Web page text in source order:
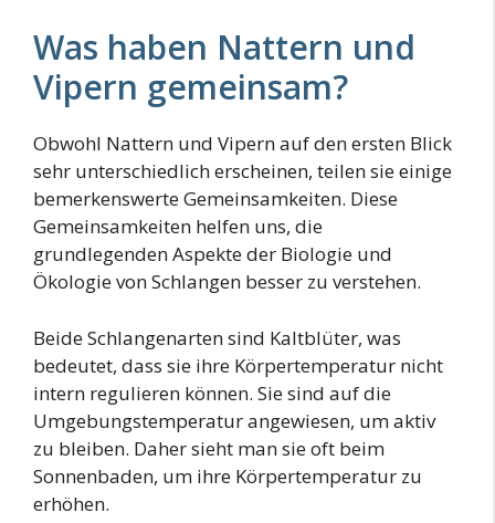
Was haben Nattern und
Vipern gemeinsam?
Obwohl Nattern und Vipern auf den ersten Blick
sehr unterschiedlich erscheinen, teilen sie einige
bemerkenswerte Gemeinsamkeiten. Diese
Gemeinsamkeiten helfen uns, die
grundlegenden Aspekte der Biologie und
Ökologie von Schlangen besser zu verstehen.
Beide Schlangenarten sind Kaltblüter, was
bedeutet, dass sie ihre Körpertemperatur nicht
intern regulieren können. Sie sind auf die
Umgebungstemperatur angewiesen, um aktiv
zu bleiben. Daher sieht man sie oft beim
Sonnenbaden, um ihre Körpertemperatur zu
erhöhen.